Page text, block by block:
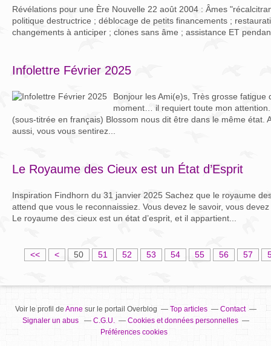
Révélations pour une Ère Nouvelle 22 août 2004 : Âmes
politique destructrice ; déblocage de petits financements ;
changements à anticiper ; clones sans âme ; assistance ET
Infolettre Février 2025
Bonjour les Ami(e)s, Très grosse
moment… il requiert toute mon
(sous-titrée en français) Blossom nous dit être dans le même état.
aussi, vous vous sentirez...
Le Royaume des Cieux est un État d’Esprit
Inspiration Findhorn du 31 janvier 2025 Sachez que le royaume
attend que vous le reconnaissiez. Vous devez le savoir, vous
Le royaume des cieux est un état d’esprit, et il appartient...
<< <
1
2
3
4
50 51 52 53 54 55 56 57
Voir le profil de Annesur le portail Overblog Top articles
Contact
Signaler un abus
C.G.U.
Cookies et données personnelles
Préférences cookies